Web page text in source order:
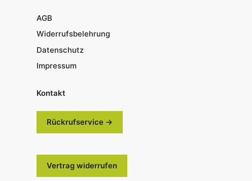
AGB
Widerrufsbelehrung
Datenschutz
Impressum
Kontakt
Rückrufservice →
Vertrag widerrufen